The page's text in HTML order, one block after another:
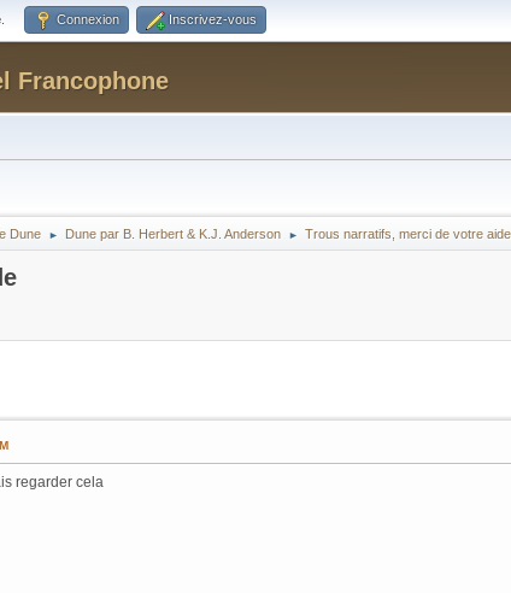
Connexion Inscrivez-vous
Francophone
Dune ► Dune par B. Herbert & K.J. Anderson ► Trous narratifs, merci de votre aide
regarder cela